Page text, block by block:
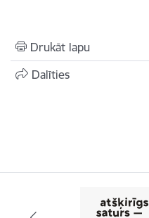
Drukāt lapu
Dalīties